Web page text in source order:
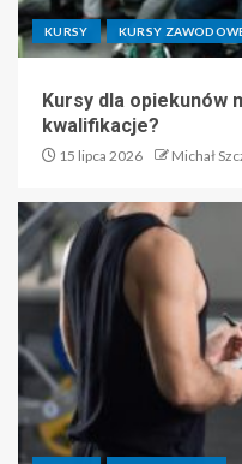
KURSY KURSY
Kursy dla opiekunów
kwalifikacje?
15 lipca 2026 Michał